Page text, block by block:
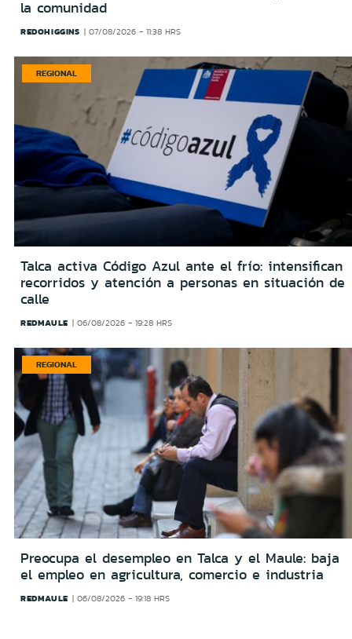
la comunidad
REDOHIGGINS 07/08/2026 - 11:38 HRS
REGIONAL
Talca activa Código Azul ante el frío: intensifican
recorridos y atención a personas en situación de
calle
REDMAULE 06/08/2026 - 19:28 HRS
REGIONAL
Preocupa el desempleo en Talca y el Maule: baja
el empleo en agricultura, comercio e industria
REDMAULE 06/08/2026 - 19:18 HRS